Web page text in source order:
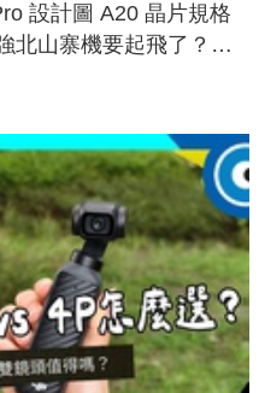
設計圖 A20 晶片規格
北山寨機要起飛了？專